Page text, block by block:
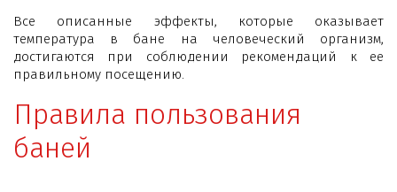
Все описанные эффекты, которые оказывает
температура в бане на человеческий организм,
достигаются при соблюдении рекомендаций к ее
правильному посещению.
Правила пользования
баней